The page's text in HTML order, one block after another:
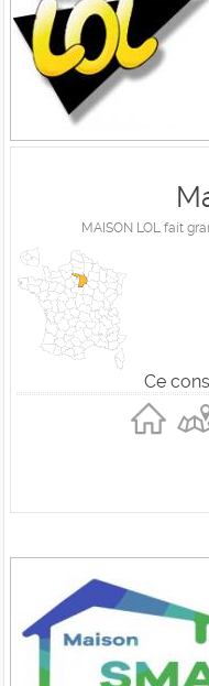
MAISON LOL fait
Ce